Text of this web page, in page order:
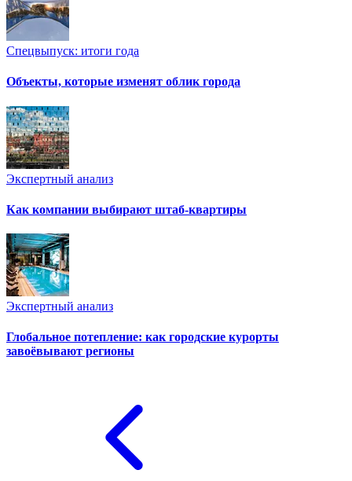
Спецвыпуск: итоги года
Объекты, которые изменят облик города
Экспертный анализ
Как компании выбирают штаб-квартиры
Экспертный анализ
Глобальное потепление: как городские курорты
завоёвывают регионы